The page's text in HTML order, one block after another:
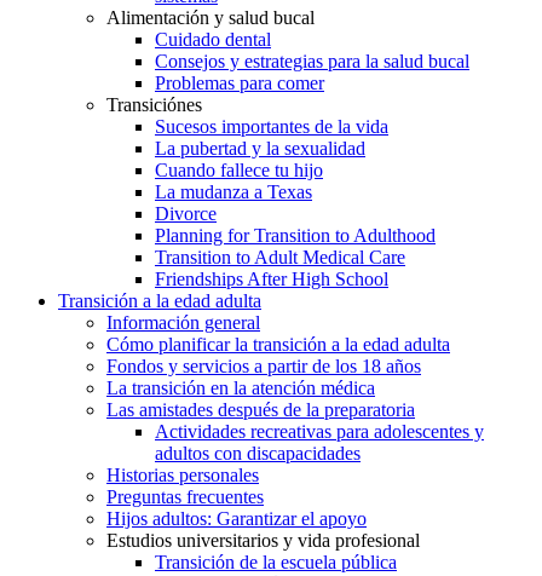
Alimentación y salud bucal
Cuidado dental
Consejos y estrategias para la salud bucal
Problemas para comer
Transiciónes
Sucesos importantes de la vida
La pubertad y la sexualidad
Cuando fallece tu hijo
La mudanza a Texas
Divorce
Planning for Transition to Adulthood
Transition to Adult Medical Care
Friendships After High School
Transición a la edad adulta
Información general
Cómo planificar la transición a la edad adulta
Fondos y servicios a partir de los 18 años
La transición en la atención médica
Las amistades después de la preparatoria
Actividades recreativas para adolescentes y
adultos con discapacidades
Historias personales
Preguntas frecuentes
Hijos adultos: Garantizar el apoyo
Estudios universitarios y vida profesional
Transición de la escuela pública